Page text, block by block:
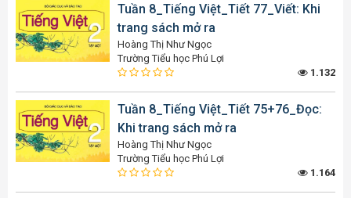
Tuần 8_Tiếng Việt_Tiết 77_Viết: Khi
trang sách mở ra
Hoàng Thị Như Ngọc
Trường Tiểu học Phú Lợi
1.132
Tuần 8_Tiếng Việt_Tiết 75+76_Đọc:
Khi trang sách mở ra
Hoàng Thị Như Ngọc
Trường Tiểu học Phú Lợi
1.164